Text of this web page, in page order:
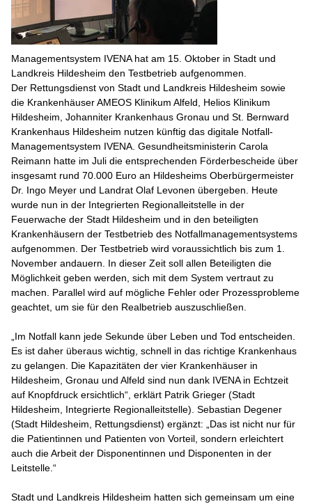
Managementsystem IVENA hat am 15. Oktober in Stadt und
Landkreis Hildesheim den Testbetrieb aufgenommen.
Der Rettungsdienst von Stadt und Landkreis Hildesheim sowie
die Krankenhäuser AMEOS Klinikum Alfeld, Helios Klinikum
Hildesheim, Johanniter Krankenhaus Gronau und St. Bernward
Krankenhaus Hildesheim nutzen künftig das digitale Notfall-
Managementsystem IVENA. Gesundheitsministerin Carola
Reimann hatte im Juli die entsprechenden Förderbescheide über
insgesamt rund 70.000 Euro an Hildesheims Oberbürgermeister
Dr. Ingo Meyer und Landrat Olaf Levonen übergeben. Heute
wurde nun in der Integrierten Regionalleitstelle in der
Feuerwache der Stadt Hildesheim und in den beteiligten
Krankenhäusern der Testbetrieb des Notfallmanagementsystems
aufgenommen. Der Testbetrieb wird voraussichtlich bis zum 1.
November andauern. In dieser Zeit soll allen Beteiligten die
Möglichkeit geben werden, sich mit dem System vertraut zu
machen. Parallel wird auf mögliche Fehler oder Prozessprobleme
geachtet, um sie für den Realbetrieb auszuschließen.
„Im Notfall kann jede Sekunde über Leben und Tod entscheiden.
Es ist daher überaus wichtig, schnell in das richtige Krankenhaus
zu gelangen. Die Kapazitäten der vier Krankenhäuser in
Hildesheim, Gronau und Alfeld sind nun dank IVENA in Echtzeit
auf Knopfdruck ersichtlich“, erklärt Patrik Grieger (Stadt
Hildesheim, Integrierte Regionalleitstelle). Sebastian Degener
(Stadt Hildesheim, Rettungsdienst) ergänzt: „Das ist nicht nur für
die Patientinnen und Patienten von Vorteil, sondern erleichtert
auch die Arbeit der Disponentinnen und Disponenten in der
Leitstelle.“
Stadt und Landkreis Hildesheim hatten sich gemeinsam um eine